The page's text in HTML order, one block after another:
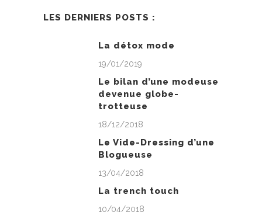
LES DERNIERS POSTS :
La détox mode
19/01/2019
Le bilan d’une modeuse
devenue globe-
trotteuse
18/12/2018
Le Vide-Dressing d’une
Blogueuse
13/04/2018
La trench touch
10/04/2018